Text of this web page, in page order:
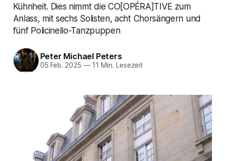
Kühnheit. Dies nimmt die CO[OPÉRA]TIVE zum
Anlass, mit sechs Solisten, acht Chorsängern und
fünf Policinello-Tanzpuppen
Peter Michael Peters
05 Feb. 2025 —11 Min. Lesezeit